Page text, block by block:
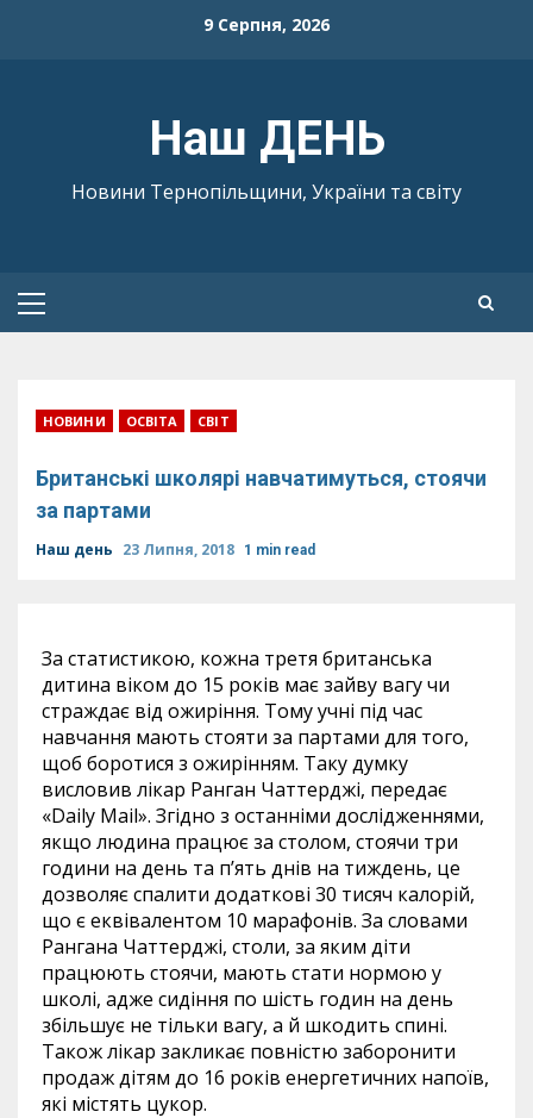
9 Серпня, 2026
Наш ДЕНЬ
Новини Тернопільщини, України та світу
Primary
НОВИНИ ОСВІТА СВІТ
Британські школярі навчатимуться, стоячи
за партами
Наш день 23 Липня, 2018 1 min read
За статистикою, кожна третя британська
дитина віком до 15 років має зайву вагу чи
страждає від ожиріння. Тому учні під час
навчання мають стояти за партами для того,
щоб боротися з ожирінням. Таку думку
висловив лікар Ранган Чаттерджі, передає
«Daily Mail». Згідно з останніми дослідженнями,
якщо людина працює за столом, стоячи три
години на день та п’ять днів на тиждень, це
дозволяє спалити додаткові 30 тисяч калорій,
що є еквівалентом 10 марафонів. За словами
Рангана Чаттерджі, столи, за яким діти
працюють стоячи, мають стати нормою у
школі, адже сидіння по шість годин на день
збільшує не тільки вагу, а й шкодить спині.
Також лікар закликає повністю заборонити
продаж дітям до 16 років енергетичних напоїв,
які містять цукор.